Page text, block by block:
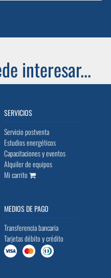
interesar...
SERVICIOS
Servicio postventa
Estudios energéticos
Capacitaciones y eventos
Alquiler de equipos
Mi carrito
MEDIOS DE PAGO
Transferencia bancaria
Tarjetas débito y crédito